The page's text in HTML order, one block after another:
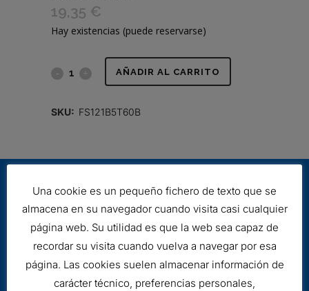
19,35 €
Hay existencias (puede reservarse)
FILTRO AÑADIR AL CARRITO
SKU: FS121B5T60B
Aviso legal
Una cookie es un pequeño fichero de texto que se
almacena en su navegador cuando visita casi cualquier
página web. Su utilidad es que la web sea capaz de
recordar su visita cuando vuelva a navegar por esa
página. Las cookies suelen almacenar información de
carácter técnico, preferencias personales,